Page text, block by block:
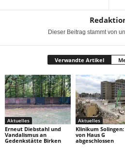
Dieser Beitrag stammt von
Verwandte Artikel
Aktuelles
Erneut Diebstahl und
Vandalismus an
Gedenkstätte Birken
Aktuelles
Klinikum
von Haus G
abgeschlossen